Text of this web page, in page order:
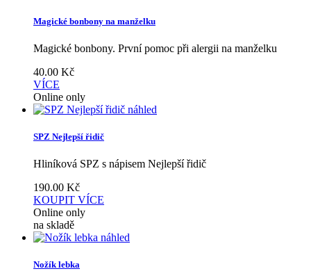
Magické bonbony na manželku
Magické bonbony. První pomoc při alergii na manželku
40.00 Kč
VÍCE
Online only
náhled
SPZ Nejlepší řidič
Hliníková SPZ s nápisem Nejlepší řidič
190.00 Kč
KOUPIT VÍCE
Online only
na skladě
náhled
Nožík lebka